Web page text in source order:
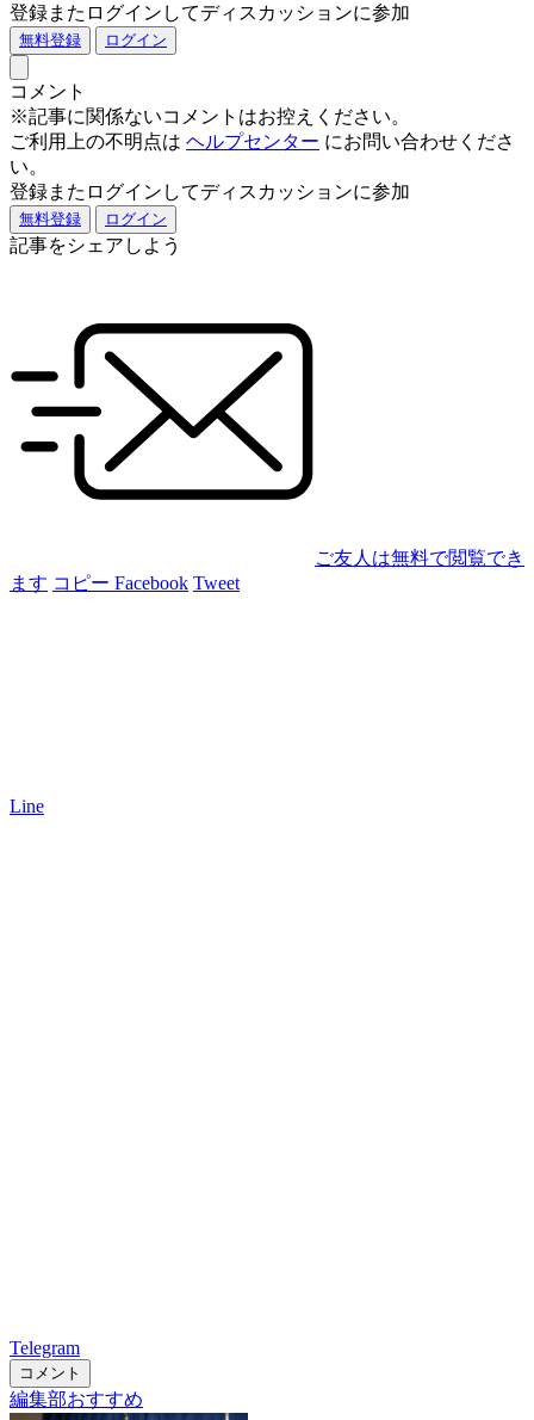
登録またログインしてディスカッションに参加
無料登録 ログイン
コメント
※記事に関係ないコメントはお控えください。
ご利用上の不明点は ヘルプセンター にお問い合わせくださ
い。
登録またログインしてディスカッションに参加
無料登録 ログイン
記事をシェアしよう
ご友人は無料で閲覧でき
ます コピー Facebook Tweet
Line
Telegram
コメント
編集部おすすめ